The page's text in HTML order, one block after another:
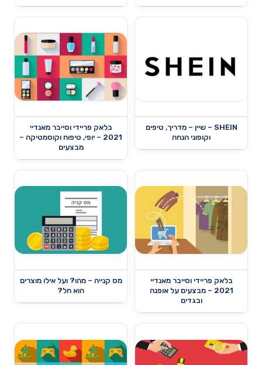
SHEIN – שיין – מדריך, טיפים
וקופוני הנחה
בלאק פריידי וסייבר מאנדיי
2021 – יופי, טיפוח וקוסמטיקה –
מבצעים
בלאק פריידי וסייבר מאנדיי
2021 – מבצעים על אופנה
ובגדים
מס קנייה – מהו? ועל אילו מוצרים
הוא חל?